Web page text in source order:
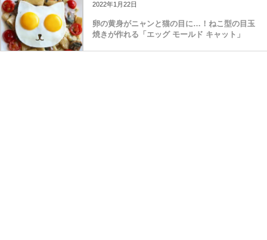
2022年1月22日
卵の黄身がニャンと猫の目に…！ねこ型の目玉
焼きが作れる「エッグ モールド キャット」